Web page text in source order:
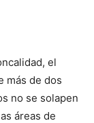
el
más de dos
no se solapen
áreas de